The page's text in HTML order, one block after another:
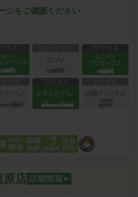
ジをご確認ください
原店